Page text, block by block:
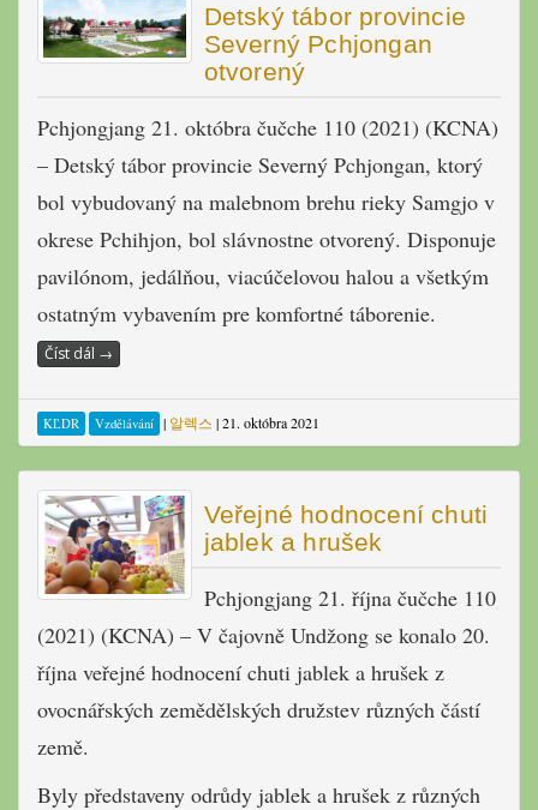
Detský tábor provincie
Severný Pchjongan
otvorený
Pchjongjang 21. októbra čučche 110 (2021) (KCNA)
– Detský tábor provincie Severný Pchjongan, ktorý
bol vybudovaný na malebnom brehu rieky Samgjo v
okrese Pchihjon, bol slávnostne otvorený. Disponuje
pavilónom, jedálňou, viacúčelovou halou a všetkým
ostatným vybavením pre komfortné táborenie.
Číst dál →
KĽDR Vzdělávání | 알렉스 |21. októbra 2021
Veřejné hodnocení chuti
jablek a hrušek
Pchjongjang 21. října čučche 110
(2021) (KCNA) – V čajovně Undžong se konalo 20.
října veřejné hodnocení chuti jablek a hrušek z
ovocnářských zemědělských družstev různých částí
země.
Byly představeny odrůdy jablek a hrušek z různých